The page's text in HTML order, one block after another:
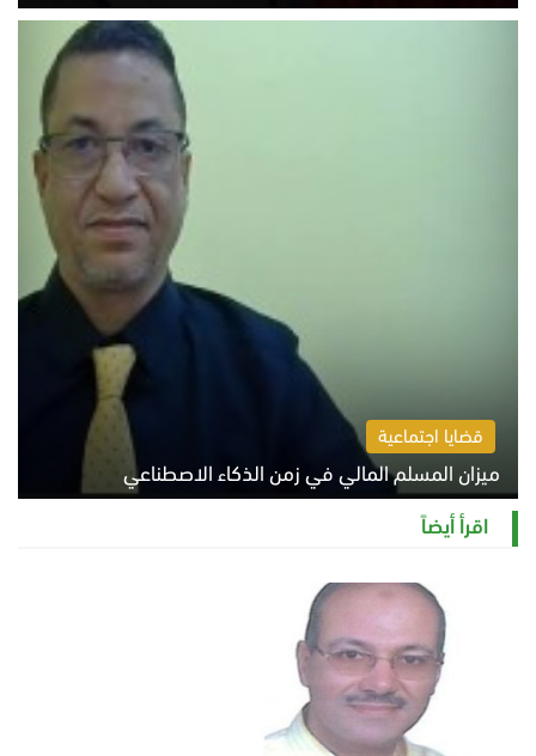
السبت 8 أغسطس 2026 10:54 ص
قضايا اجتماعية
ميزان المسلم المالي في زمن الذكاء الاصطناعي
السبت 8 أغسطس 2026 11:21 ص
اقرأ أيضاً